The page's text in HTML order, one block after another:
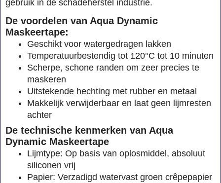
gebruik in de schadeherstel industrie.
De voordelen van Aqua Dynamic
Maskeertape:
Geschikt voor watergedragen lakken
Temperatuurbestendig tot 120°C tot 10 minuten
Scherpe, schone randen om zeer precies te
maskeren
Uitstekende hechting met rubber en metaal
Makkelijk verwijderbaar en laat geen lijmresten
achter
De technische kenmerken van Aqua
Dynamic Maskeertape
Lijmtype: Op basis van oplosmiddel, absoluut
siliconen vrij
Papier: Verzadigd watervast groen crêpepapier